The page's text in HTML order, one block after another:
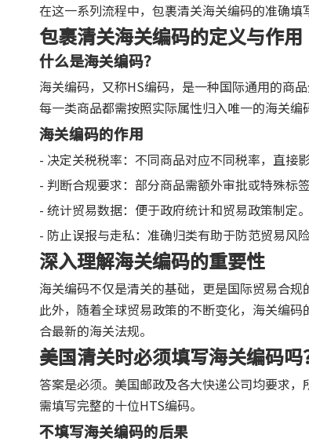
在这一系列流程中，包裹清关海关编码的准确填
包裹清关海关编码的定义与作用
什么是海关编码？
海关编码，又称HS编码，是一种国际通用的商
每一类商品都需按照实际属性归入唯一的海关编
海关编码的作用
- 决定关税税率：不同商品对应不同税率，直接
- 判断合规要求：部分商品需额外审批或特殊标签
- 统计贸易数据：便于政府统计和贸易政策制定。
- 防止误报与走私：准确归类有助于防范贸易风险
深入理解海关编码的重要性
海关编码不仅是清关的基础，更是国际贸易合
此外，随着全球贸易政策的不断变化，海关编
合最新的海关法规。
美国清关时必须填写海关编码吗
答案是必须。美国邮政及各大快递公司均要求
需填写完整的十位HTS编码。
不填写海关编码的后果